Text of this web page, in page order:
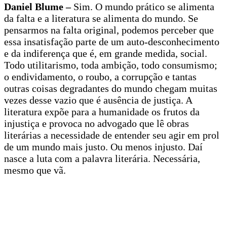
Daniel Blume – Sim. O mundo prático se alimenta
da falta e a literatura se alimenta do mundo. Se
pensarmos na falta original, podemos perceber que
essa insatisfação parte de um auto-desconhecimento
e da indiferença que é, em grande medida, social.
Todo utilitarismo, toda ambição, todo consumismo;
o endividamento, o roubo, a corrupção e tantas
outras coisas degradantes do mundo chegam muitas
vezes desse vazio que é ausência de justiça. A
literatura expõe para a humanidade os frutos da
injustiça e provoca no advogado que lê obras
literárias a necessidade de entender seu agir em prol
de um mundo mais justo. Ou menos injusto. Daí
nasce a luta com a palavra literária. Necessária,
mesmo que vã.